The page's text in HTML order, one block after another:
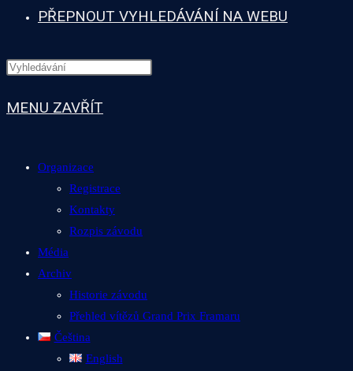
PŘEPNOUT VYHLEDÁVÁNÍ NA WEBU
MENU ZAVŘÍT
Organizace
Registrace
Kontakty
Rozpis závodu
Média
Archiv
Historie závodu
Přehled vítězů Grand Prix Framaru
Čeština
English